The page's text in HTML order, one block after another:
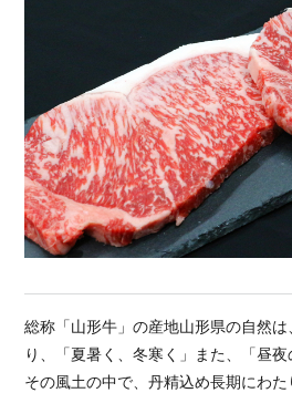
総称「山形牛」の産地山形県の自然
り、「夏暑く、冬寒く」また、「昼夜
その風土の中で、丹精込め長期にわ